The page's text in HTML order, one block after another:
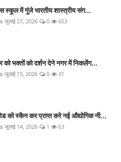
स्कूल में गूंजे भारतीय शास्त्रीय संग...
जुलाई 27, 2026 0 653
को भक्तों को दर्शन देने नगर में निकलेंग...
जुलाई 15, 2026 0 31
को स्कैन कर प्राप्त करे नई औद्योगिक नी...
जुलाई 14, 2026 1 63